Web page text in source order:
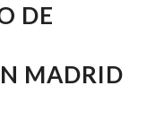
DE
MADRID